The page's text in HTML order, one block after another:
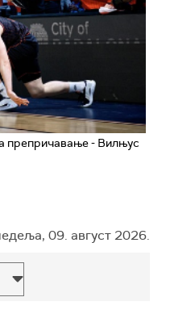
препричавање - Вилњус
09. август 2026.